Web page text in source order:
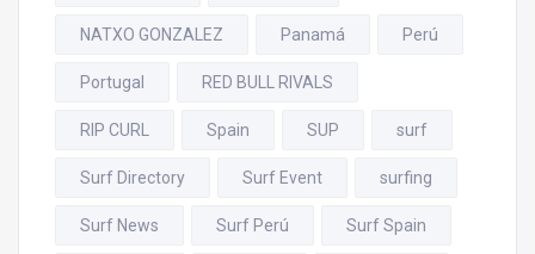
NATXO GONZALEZ Panamá Perú
Portugal RED BULL RIVALS
RIP CURL Spain SUP surf
Surf Directory Surf Event surfing
Surf News Surf Perú Surf Spain